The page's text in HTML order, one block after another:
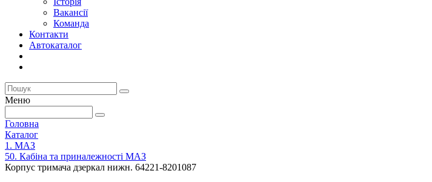
Вакансії
Команда
Контакти
Автокаталог
Меню
Головна
Каталог
1. МАЗ
50. Кабіна та приналежності МАЗ
Корпус тримача дзеркал нижн. 64221-8201087